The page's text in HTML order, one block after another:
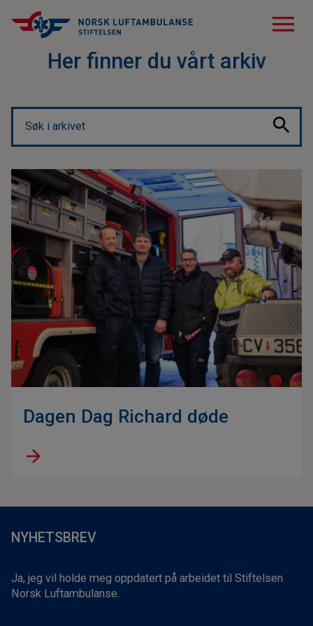
menu
Her finner du vårt arkiv
Dagen Dag Richard døde
NYHETSBREV
Ja, jeg vil holde meg oppdatert på arbeidet til Stiftelsen
Norsk Luftambulanse.